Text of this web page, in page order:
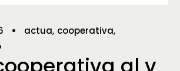
actua cooperativa